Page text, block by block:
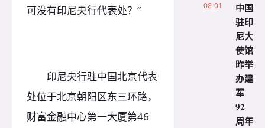
可没有印尼央行代表处？”
印尼央行驻中国北京代表
处位于北京朝阳区东三环路，
财富金融中心第一大厦第46
08-01
中国
驻印
尼大
使馆
昨举
办建
军
92
周年